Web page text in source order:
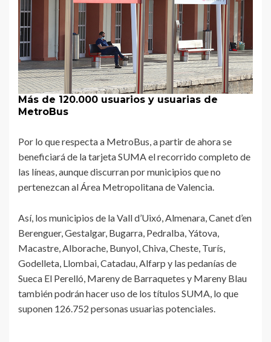
Más de 120.000 usuarios y usuarias de
MetroBus
Por lo que respecta a MetroBus, a partir de ahora se
beneficiará de la tarjeta SUMA el recorrido completo de
las líneas, aunque discurran por municipios que no
pertenezcan al Área Metropolitana de Valencia.
Así, los municipios de la Vall d’Uixó, Almenara, Canet d’en
Berenguer, Gestalgar, Bugarra, Pedralba, Yátova,
Macastre, Alborache, Bunyol, Chiva, Cheste, Turís,
Godelleta, Llombai, Catadau, Alfarp y las pedanías de
Sueca El Perelló, Mareny de Barraquetes y Mareny Blau
también podrán hacer uso de los títulos SUMA, lo que
suponen 126.752 personas usuarias potenciales.